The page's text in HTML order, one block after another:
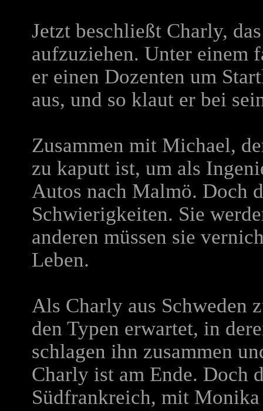
Jetzt beschließt Charly,
aufzuziehen. Unter einem
er einen Dozenten um
aus, und so klaut er bei
Zusammen mit Michael,
zu kaputt ist, um als
Autos nach Malmö. Doch
Schwierigkeiten. Sie
anderen müssen sie
Leben.
Als Charly aus Schweden
den Typen erwartet, in
schlagen ihn zusammen
Charly ist am Ende. Doch
Südfrankreich, mit